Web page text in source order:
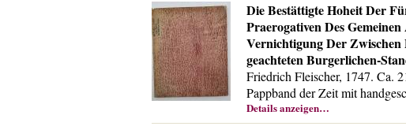
Die Bestättigte Hoheit Der
Praerogativen Des
Vernichtigung Der Zwischen
geachteten Burgerlichen-
Friedrich Fleischer, 1747. Ca.
Pappband der Zeit mit
Details anzeigen…